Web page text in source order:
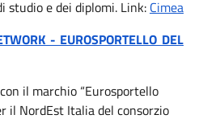
studio e dei diplomi. Link: Cimea
- EUROSPORTELLO DEL
il marchio “Eurosportello
il NordEst Italia del consorzio